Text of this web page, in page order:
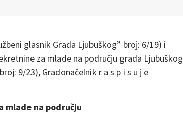
glasnik Grada Ljubuškog” broj: 6/19) i
za mlade na području grada Ljubuškog
9/23), Gradonačelnik r a s p i s u j e
mlade na području